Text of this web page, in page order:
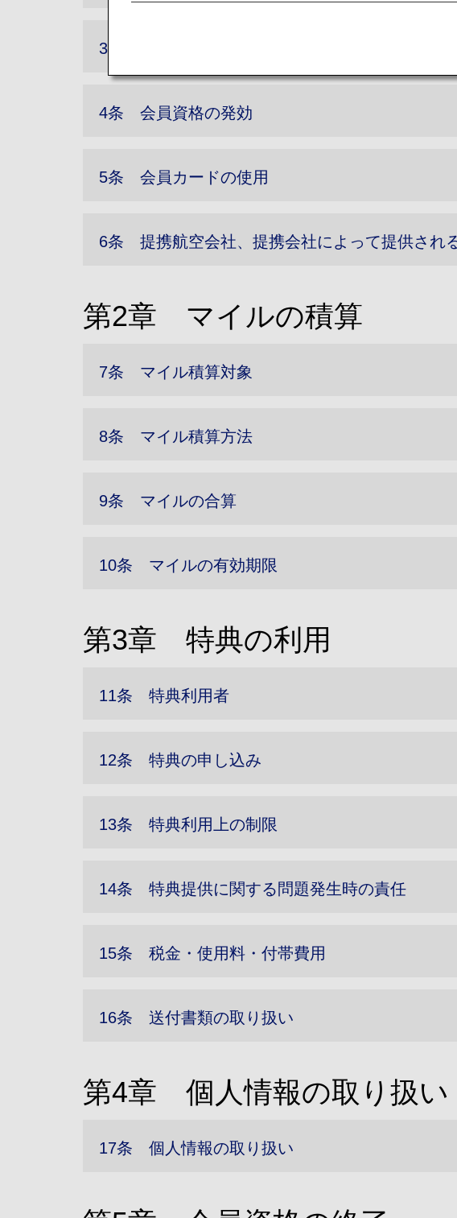
3条 入会
4条 会員資格の発効
5条 会員カードの使用
6条 提携航空会社、提携会社によって提供され
第2章 マイルの積算
7条 マイル積算対象
8条 マイル積算方法
9条 マイルの合算
10条 マイルの有効期限
第3章 特典の利用
11条 特典利用者
12条 特典の申し込み
13条 特典利用上の制限
14条 特典提供に関する問題発生時の責任
15条 税金・使用料・付帯費用
16条 送付書類の取り扱い
第4章 個人情報の取り扱い
17条 個人情報の取り扱い